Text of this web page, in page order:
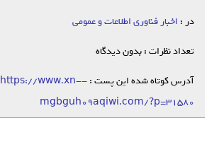
در : اخبار فناوری اطلاعات و عمومی
تعداد نظرات : بدون دیدگاه
آدرس کوتاه شده این پست :https://www.xn--
mgbguh09aqiwi.com/?p=31580